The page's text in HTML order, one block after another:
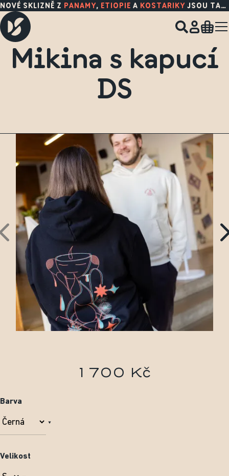
NOVÉ SKLIZNĚ Z PANAMY, ETIOPIE A KOSTARIKY JSOU TADY!
Mikina s kapucí
DS
1 700 Kč
Barva
Velikost